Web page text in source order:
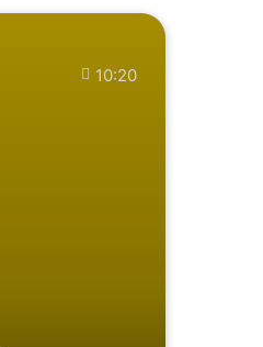
10:20